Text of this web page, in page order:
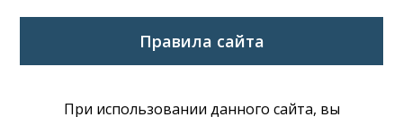
Правила сайта
При использовании данного сайта, вы